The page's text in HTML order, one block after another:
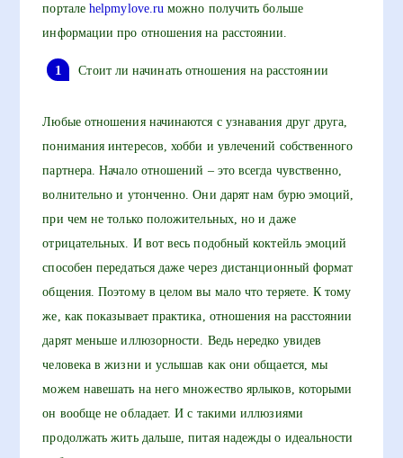
порталеhelpmylove.ru можно получить больше
информации про отношения на расстоянии.
Стоит ли начинать отношения на расстоянии
Любые отношения начинаются с узнавания друг друга,
понимания интересов, хобби и увлечений собственного
партнера. Начало отношений – это всегда чувственно,
волнительно и утонченно. Они дарят нам бурю эмоций,
при чем не только положительных, но и даже
отрицательных. И вот весь подобный коктейль эмоций
способен передаться даже через дистанционный формат
общения. Поэтому в целом вы мало что теряете. К тому
же, как показывает практика, отношения на расстоянии
дарят меньше иллюзорности. Ведь нередко увидев
человека в жизни и услышав как они общается, мы
можем навешать на него множество ярлыков, которыми
он вообще не обладает. И с такими иллюзиями
продолжать жить дальше, питая надежды о идеальности